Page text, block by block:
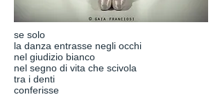
se solo
la danza entrasse negli occhi
nel giudizio bianco
nel segno di vita che scivola
tra i denti
conferisse